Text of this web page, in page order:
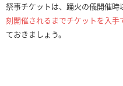
祭事チケットは、踊火の儀開催時
刻開催されるまでチケットを入手
ておきましょう。